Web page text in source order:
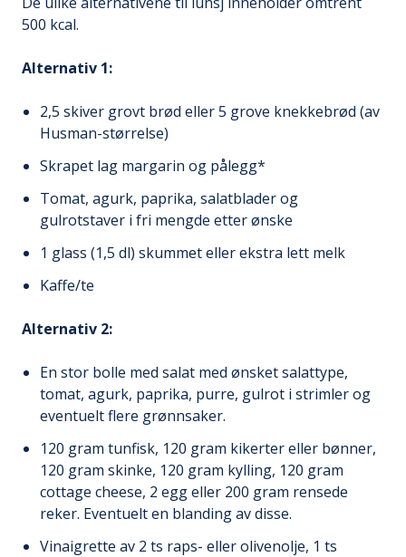
500 kcal.
Alternativ 1:
2,5 skiver grovt brød eller 5 grove knekkebrød (av
Husman-størrelse)
Skrapet lag margarin og pålegg*
Tomat, agurk, paprika, salatblader og
gulrotstaver i fri mengde etter ønske
1 glass (1,5 dl) skummet eller ekstra lett melk
Kaffe/te
Alternativ 2:
En stor bolle med salat med ønsket salattype,
tomat, agurk, paprika, purre, gulrot i strimler og
eventuelt flere grønnsaker.
120 gram tunfisk, 120 gram kikerter eller bønner,
120 gram skinke, 120 gram kylling, 120 gram
cottage cheese, 2 egg eller 200 gram rensede
reker. Eventuelt en blanding av disse.
Vinaigrette av 2 ts raps- eller olivenolje, 1 ts